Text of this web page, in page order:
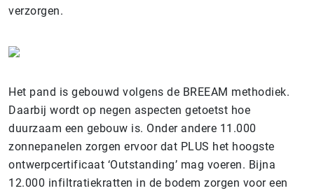
verzorgen.
Het pand is gebouwd volgens de BREEAM methodiek.
Daarbij wordt op negen aspecten getoetst hoe
duurzaam een gebouw is. Onder andere 11.000
zonnepanelen zorgen ervoor dat PLUS het hoogste
ontwerpcertificaat ‘Outstanding’ mag voeren. Bijna
12.000 infiltratiekratten in de bodem zorgen voor een